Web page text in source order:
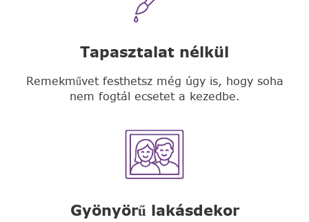
Tapasztalat nélkül
Remekművet festhetsz még úgy is, hogy soha
nem fogtál ecsetet a kezedbe.
Gyönyörű lakásdekor